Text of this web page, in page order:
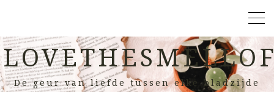
De geur van liefde tussen elke bladzijde